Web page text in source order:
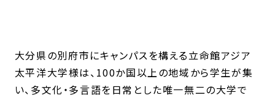
大分県の別府市にキャンパスを構える立命館アジア
太平洋大学様は、100か国以上の地域から学生が集
い、多文化・多言語を日常とした唯一無二の大学で